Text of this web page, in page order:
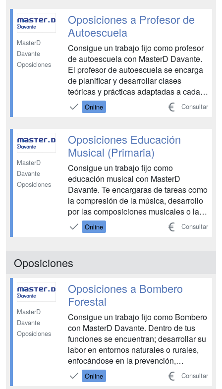
y movimientos de internos. Gestiona
docum...
MasterD
Davante
Oposiciones
Oposiciones a Profesor de
Autoescuela
Consigue un trabajo fijo como profesor
de autoescuela con MasterD Davante.
El profesor de autoescuela se encarga
de planificar y desarrollar clases
teóricas y prácticas adaptadas a cada
alumno, enseñar normas de circulación
y conducción segura, diseñar recorridos
paciencia y evaluar el progreso del
estudiante. Adem...
Online Consultar
MasterD
Davante
Oposiciones
Oposiciones Educación
Musical (Primaria)
Consigue un trabajo fijo como
educación musical con MasterD
Davante. Te encargaras de tareas como
la compresión de la música, desarrollo
por las composiciones musicales o la
enseñanza para tocar un instrumento
musical. Tendrás a tu disposición todos
Tutores y entrenadores...
Online Consultar
Oposiciones
MasterD
Davante
Oposiciones
Oposiciones a Bombero
Forestal
Consigue un trabajo fijo como Bombero
con MasterD Davante. Dentro de tus
funciones se encuentran; desarrollar su
labor en entornos naturales o rurales,
enfocándose en la prevención,
vigilancia y detección de incendios
forestales. También participa en el
Online Consultar